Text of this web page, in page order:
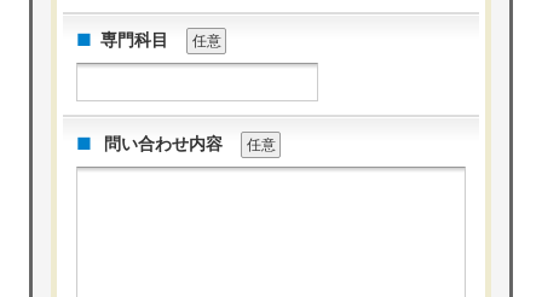
専門科目 任意
問い合わせ内容 任意